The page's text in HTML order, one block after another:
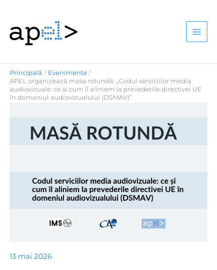
content
Principală
Evenimente
APEL organizează masa rotundă: „Codul serviciilor media
audiovizuale: ce și cum îl aliniem la prevederile directivei UE
în domeniul audiovizualului (DSMAV)”
13 mai 2026